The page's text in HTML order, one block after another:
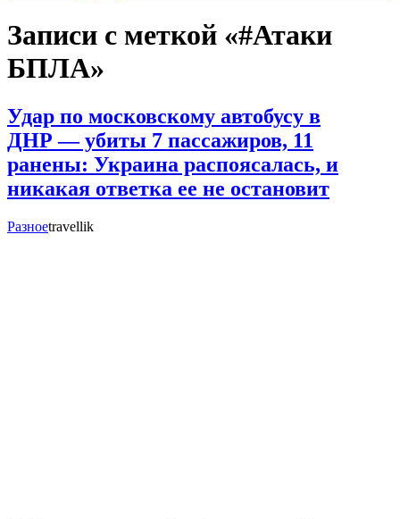
Записи с меткой «#Атаки
БПЛА»
Удар по московскому автобусу в
ДНР — убиты 7 пассажиров, 11
ранены: Украина распоясалась, и
никакая ответка ее не остановит
Разноеtravellik